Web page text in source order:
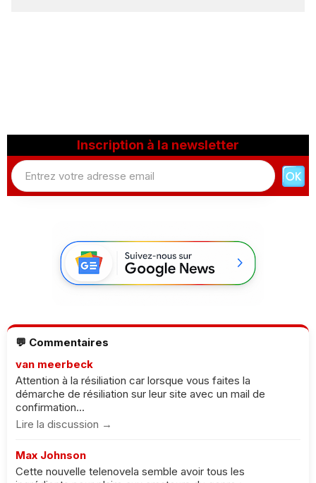
Inscription à la newsletter
💬 Commentaires
van meerbeck
Attention à la résiliation car lorsque vous faites la
démarche de résiliation sur leur site avec un mail de
confirmation...
Lire la discussion →
Max Johnson
Cette nouvelle telenovela semble avoir tous les